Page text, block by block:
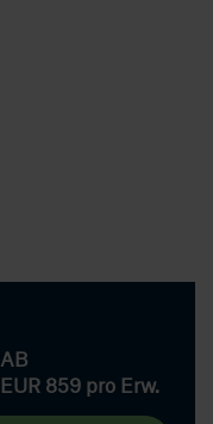
AB
EUR 859 pro Erw.